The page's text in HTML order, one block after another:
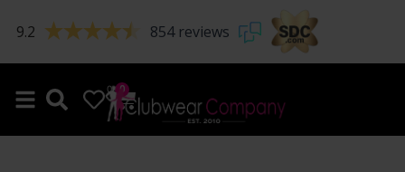
9.2 854 reviews
0 0